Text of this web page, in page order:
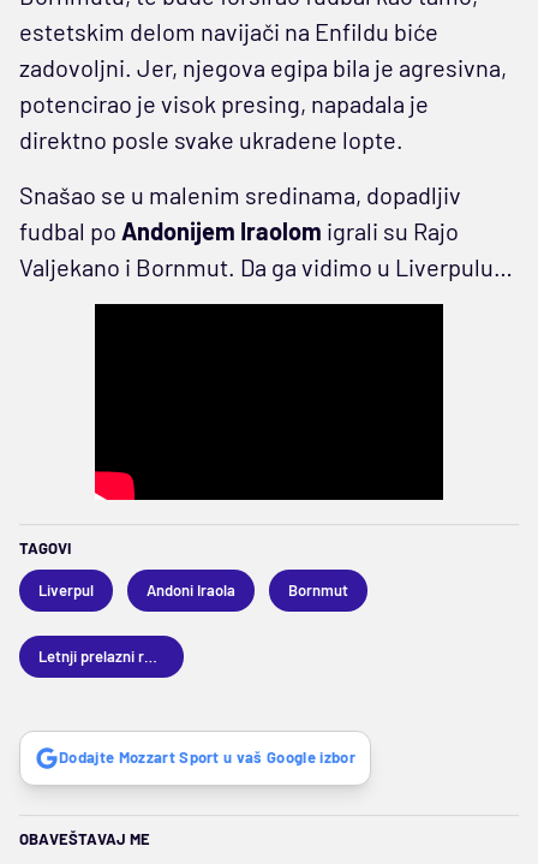
estetskim delom navijači na Enfildu biće
zadovoljni. Jer, njegova egipa bila je agresivna,
potencirao je visok presing, napadala je
direktno posle svake ukradene lopte.
Snašao se u malenim sredinama, dopadljiv
fudbal po Andonijem Iraolom igrali su Rajo
Valjekano i Bornmut. Da ga vidimo u Liverpulu…
TAGOVI
Liverpul Andoni Iraola Bornmut
Dodajte Mozzart Sport u vaš Google izbor
OBAVEŠTAVAJ ME